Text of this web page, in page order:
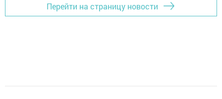
Перейти на страницу новости